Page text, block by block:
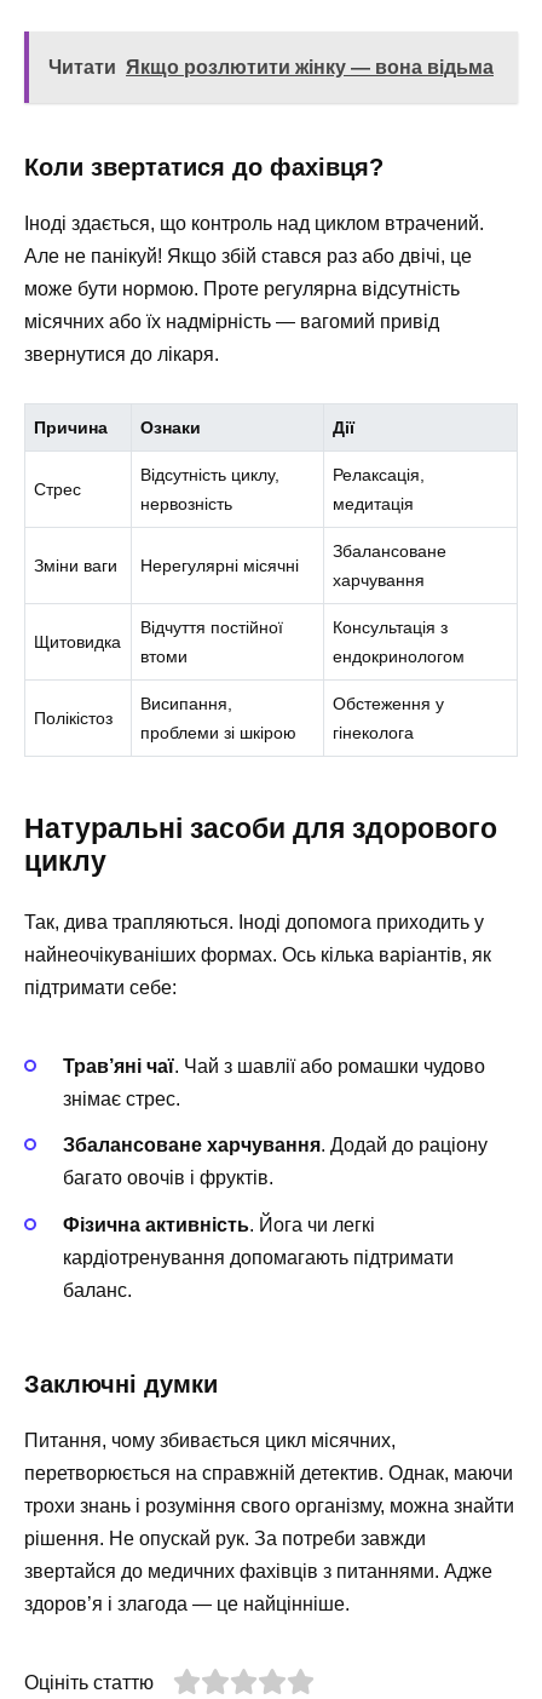
Читати Якщо розлютити жінку — вона відьма
Коли звертатися до фахівця?
Іноді здається, що контроль над циклом втрачений.
Але не панікуй! Якщо збій стався раз або двічі, це
може бути нормою. Проте регулярна відсутність
місячних або їх надмірність — вагомий привід
звернутися до лікаря.
Причина Ознаки Дії
Стрес
Відсутність циклу,
нервозність
Релаксація,
медитація
Зміни ваги Нерегулярні місячні
Збалансоване
харчування
Щитовидка
Відчуття постійної
втоми
Консультація з
ендокринологом
Полікістоз
Висипання,
проблеми зі шкірою
Обстеження у
гінеколога
Натуральні засоби для здорового
циклу
Так, дива трапляються. Іноді допомога приходить у
найнеочікуваніших формах. Ось кілька варіантів, як
підтримати себе:
Трав’яні чаї. Чай з шавлії або ромашки чудово
знімає стрес.
Збалансоване харчування. Додай до раціону
багато овочів і фруктів.
Фізична активність. Йога чи легкі
кардіотренування допомагають підтримати
баланс.
Заключні думки
Питання, чому збивається цикл місячних,
перетворюється на справжній детектив. Однак, маючи
трохи знань і розуміння свого організму, можна знайти
рішення. Не опускай рук. За потреби завжди
звертайся до медичних фахівців з питаннями. Адже
здоров’я і злагода — це найцінніше.
Оцініть статтю